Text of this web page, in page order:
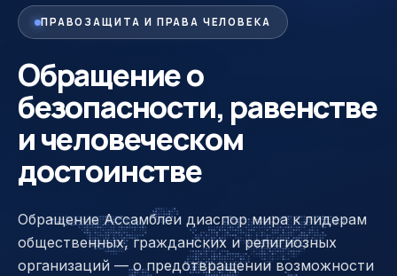
ПРАВОЗАЩИТА И ПРАВА ЧЕЛОВЕКА
Обращение о
безопасности, равенстве
и человеческом
достоинстве
Обращение Ассамблеи диаспор мира к лидерам
общественных, гражданских и религиозных
организаций — о предотвращении возможности